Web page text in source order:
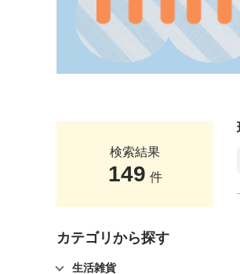
検索結果
149 件
カテゴリから探す
生活雑貨